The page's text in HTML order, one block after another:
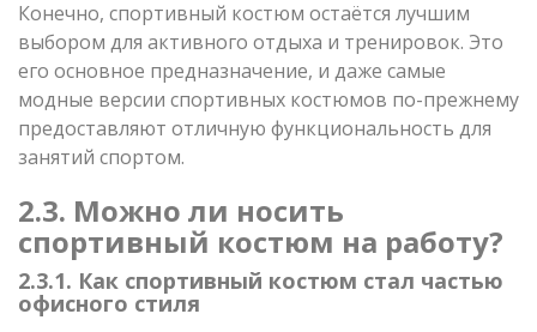
Конечно, спортивный костюм остаётся лучшим
выбором для активного отдыха и тренировок. Это
его основное предназначение, и даже самые
модные версии спортивных костюмов по-прежнему
предоставляют отличную функциональность для
занятий спортом.
2.3. Можно ли носить
спортивный костюм на работу?
2.3.1. Как спортивный костюм стал частью
офисного стиля